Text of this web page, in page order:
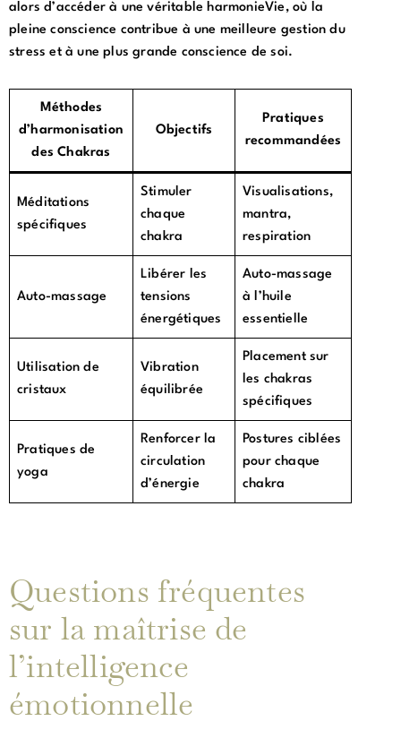
alors d’accéder à une véritable harmonieVie, où la
pleine conscience contribue à une meilleure gestion du
stress et à une plus grande conscience de soi.
Méthodes
d’harmonisation
des Chakras
Objectifs
Pratiques
recommandées
Méditations
spécifiques
Stimuler
chaque
chakra
Visualisations,
mantra,
respiration
Auto-massage
Libérer les
tensions
énergétiques
Auto-massage
à l’huile
essentielle
Utilisation de
cristaux
Vibration
équilibrée
Placement sur
les chakras
spécifiques
Pratiques de
yoga
Renforcer la
circulation
d’énergie
Postures ciblées
pour chaque
chakra
Questions fréquentes
sur la maîtrise de
l’intelligence
émotionnelle